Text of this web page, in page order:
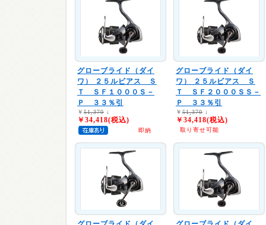
グローブライド（ダイ
ワ）
２５ルビアス Ｓ
Ｔ ＳＦ１０００Ｓ－
Ｐ ３３％引
￥ 51,370 ↓
￥34,418(税込)
即納
グローブライド（ダイ
ワ）
２５ルビアス Ｓ
Ｔ ＳＦ２０００ＳＳ－
Ｐ ３３％引
￥ 51,370 ↓
￥34,418(税込)
取り寄せ可能